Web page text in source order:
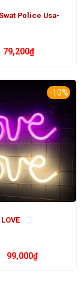
Police Usa-
Giá
gốc
79,200₫Giá
hiện
79,200₫.
-10%
Giá
gốc
99,000₫Giá
hiện